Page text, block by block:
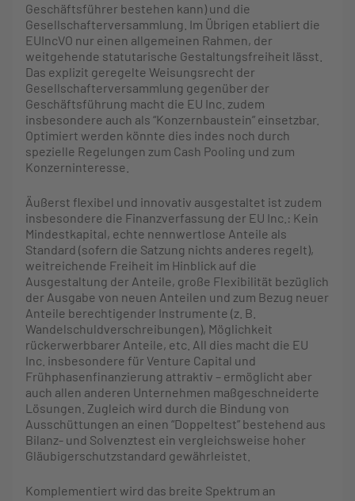
Geschäftsführer bestehen kann) und die
Gesellschafterversammlung. Im Übrigen etabliert die
EUIncVO nur einen allgemeinen Rahmen, der
weitgehende statutarische Gestaltungsfreiheit lässt.
Das explizit geregelte Weisungsrecht der
Gesellschafterversammlung gegenüber der
Geschäftsführung macht die EU Inc. zudem
insbesondere auch als “Konzernbaustein” einsetzbar.
Optimiert werden könnte dies indes noch durch
spezielle Regelungen zum Cash Pooling und zum
Konzerninteresse.
Äußerst flexibel und innovativ ausgestaltet ist zudem
insbesondere die Finanzverfassung der EU Inc.: Kein
Mindestkapital, echte nennwertlose Anteile als
Standard (sofern die Satzung nichts anderes regelt),
weitreichende Freiheit im Hinblick auf die
Ausgestaltung der Anteile, große Flexibilität bezüglich
der Ausgabe von neuen Anteilen und zum Bezug neuer
Anteile berechtigender Instrumente (z. B.
Wandelschuldverschreibungen), Möglichkeit
rückerwerbbarer Anteile, etc. All dies macht die EU
Inc. insbesondere für Venture Capital und
Frühphasenfinanzierung attraktiv – ermöglicht aber
auch allen anderen Unternehmen maßgeschneiderte
Lösungen. Zugleich wird durch die Bindung von
Ausschüttungen an einen “Doppeltest” bestehend aus
Bilanz- und Solvenztest ein vergleichsweise hoher
Gläubigerschutzstandard gewährleistet.
Komplementiert wird das breite Spektrum an